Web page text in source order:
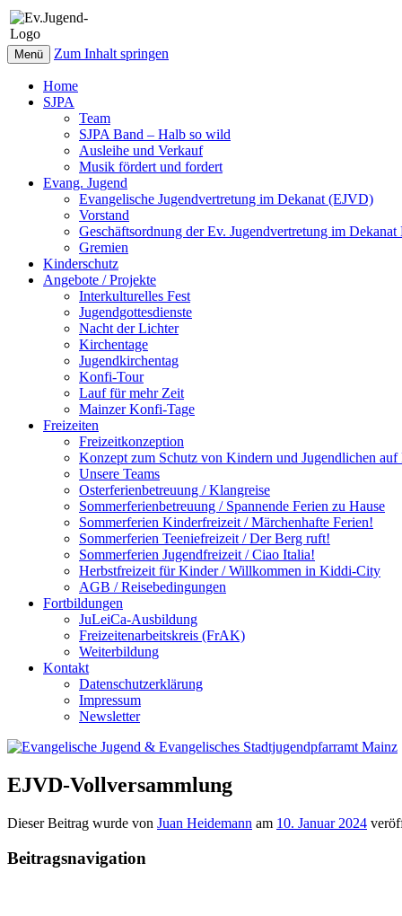
Menü Zum Inhalt springen
Home
SJPA
Team
SJPA Band – Halb so wild
Ausleihe und Verkauf
Musik fördert und fordert
Evang. Jugend
Evangelische Jugendvertretung im Dekanat (EJVD)
Vorstand
Geschäftsordnung der Ev. Jugendvertretung im
Gremien
Kinderschutz
Angebote / Projekte
Interkulturelles Fest
Jugendgottesdienste
Nacht der Lichter
Kirchentage
Jugendkirchentag
Konfi-Tour
Lauf für mehr Zeit
Mainzer Konfi-Tage
Freizeiten
Freizeitkonzeption
Konzept zum Schutz von Kindern und Jugendlichen auf
Unsere Teams
Osterferienbetreuung / Klangreise
Sommerferienbetreuung / Spannende Ferien zu Hause
Sommerferien Kinderfreizeit / Märchenhafte Ferien!
Sommerferien Teeniefreizeit / Der Berg ruft!
Sommerferien Jugendfreizeit / Ciao Italia!
Herbstfreizeit für Kinder / Willkommen in Kiddi-City
AGB / Reisebedingungen
Fortbildungen
JuLeiCa-Ausbildung
Freizeitenarbeitskreis (FrAK)
Weiterbildung
Kontakt
Datenschutzerklärung
Impressum
Newsletter
EJVD-Vollversammlung
Dieser Beitrag wurde von Juan Heidemann am 10. Januar 2024
Beitragsnavigation